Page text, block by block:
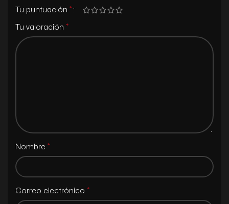
Tu puntuación *
Tu valoración *
Nombre *
Correo electrónico *